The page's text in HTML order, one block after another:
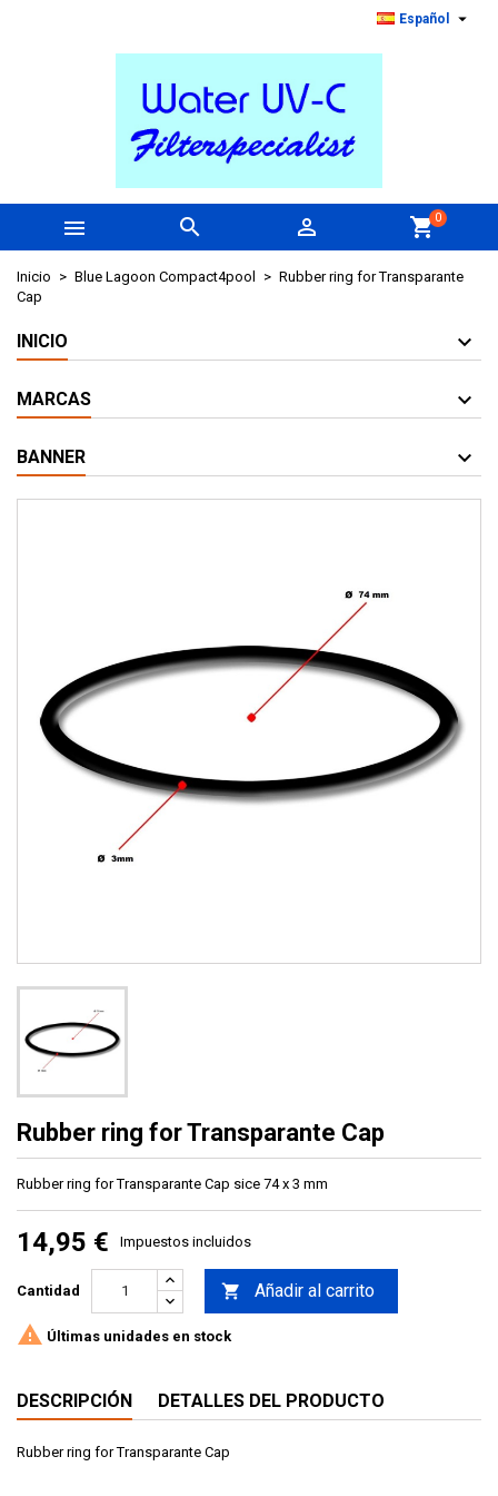
Español 
   shopping_cart0
Inicio Blue Lagoon Compact4pool
Rubber ring for Transparante
Cap
INICIO
MARCAS
BANNER
Rubber ring for Transparante Cap
Rubber ring for Transparante Cap sice 74 x 3 mm
14,95 € Impuestos incluidos
Cantidad  Añadir al carrito
 Últimas unidades en stock
DESCRIPCIÓN DETALLES DEL PRODUCTO
Rubber ring for Transparante Cap